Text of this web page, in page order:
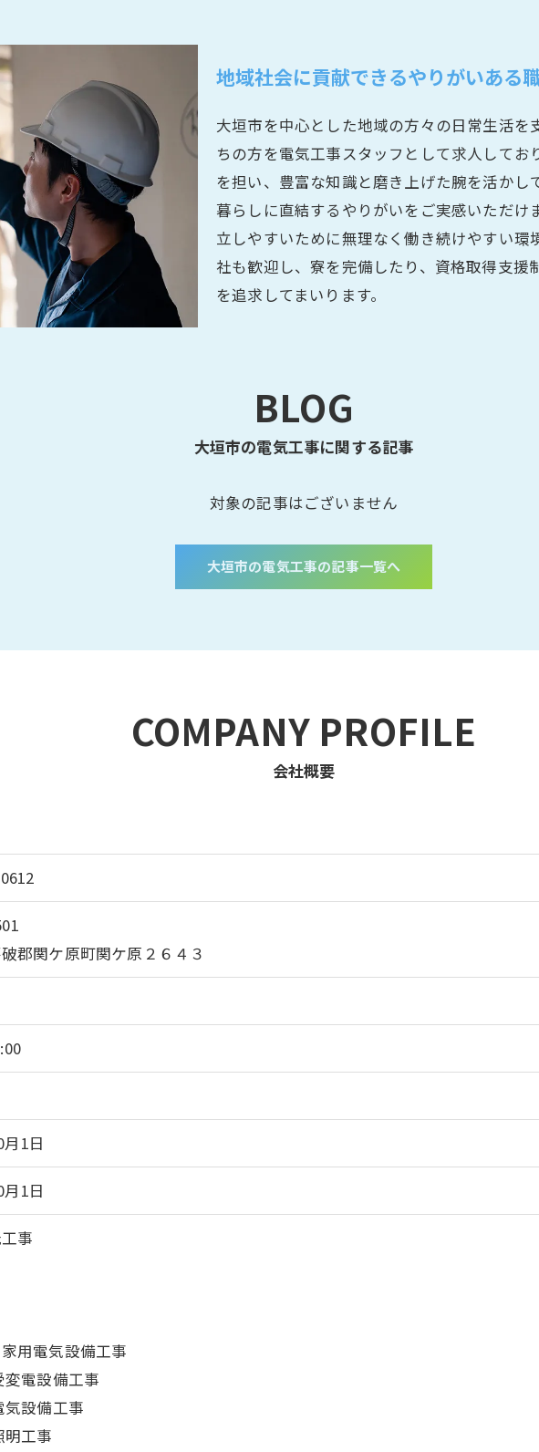
地域社会に貢献できるやりがいある
大垣市を中心とした地域の方々の日常生活
ちの方を電気工事スタッフとして求人して
を担い、豊富な知識と磨き上げた腕を活かし
暮らしに直結するやりがいをご実感いただ
立しやすいために無理なく働き続けやすい
社も歓迎し、寮を完備したり、資格取得支
を追求してまいります。
BLOG
大垣市の電気工事に関する記事
対象の記事はございません
大垣市の電気工事の記事一覧へ
COMPANY PROFILE
会社概要
郡関ケ原町関ケ原２６４３
1日
1日
事
用電気設備工事
変電設備工事
気設備工事
明工事